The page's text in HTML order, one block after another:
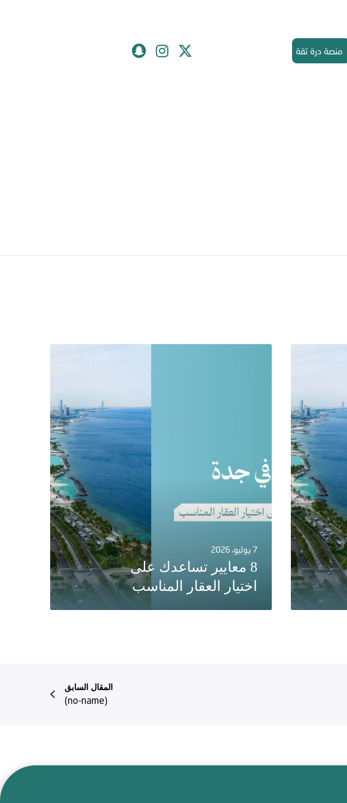
منصة درة ثقة
7 يوليو، 2026
8 معايير تساعدك على
اختيار العقار المناسب
المقال السابق
(no-name)